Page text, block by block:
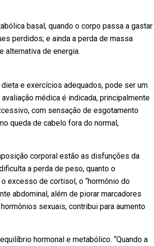
basal, quando o corpo passa a gastar
perdidos; e ainda a perda de massa
alternativa de energia.
e exercícios adequados, pode ser um
médica é indicada, principalmente
com sensação de esgotamento
queda de cabelo fora do normal,
corporal estão as disfunções da
a perda de peso, quanto o
excesso de cortisol, o “hormônio do
abdominal, além de piorar marcadores
sexuais, contribui para aumento
hormonal e metabólico. “Quando a